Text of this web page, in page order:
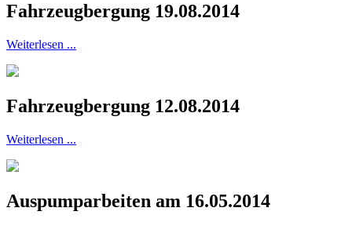
Fahrzeugbergung 19.08.2014
Weiterlesen ...
Fahrzeugbergung 12.08.2014
Weiterlesen ...
Auspumparbeiten am 16.05.2014